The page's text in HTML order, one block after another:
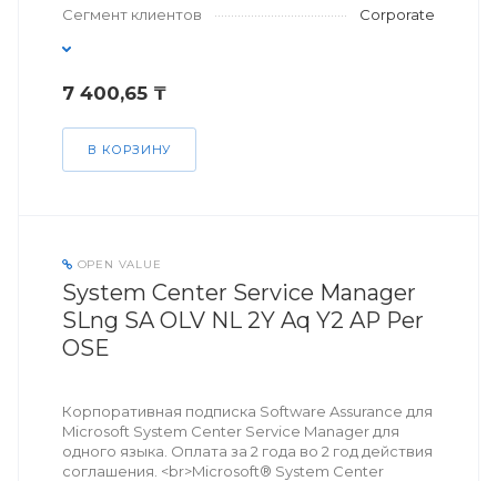
Сегмент клиентов
Corporate
7 400,65 ₸
В КОРЗИНУ
OPEN VALUE
System Center Service Manager
SLng SA OLV NL 2Y Aq Y2 AP Per
OSE
Корпоративная подписка Software Assurance для
Microsoft System Center Service Manager для
одного языка. Оплата за 2 года во 2 год действия
соглашения. <br>Microsoft® System Center